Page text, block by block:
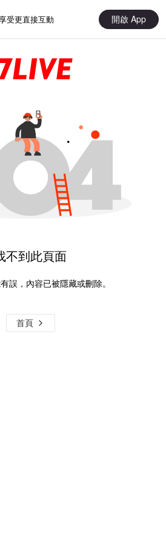
受更直接互動 開啟 App
不到此頁面
誤，內容已被隱藏或刪除。
首頁